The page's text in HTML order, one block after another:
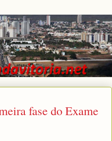
fase do Exame